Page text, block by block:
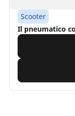
Scooter
Il pneumatico